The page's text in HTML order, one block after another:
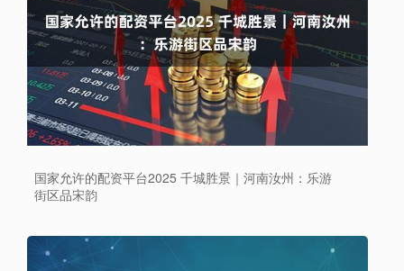
国家允许的配资平台2025 千城胜景｜河南汝州：乐游
街区品宋韵